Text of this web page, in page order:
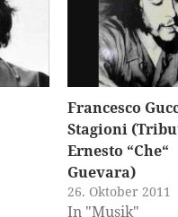
Francesco
Stagioni
Ernesto “Che“
Guevara)
26. Oktober 2011
In "Musik"